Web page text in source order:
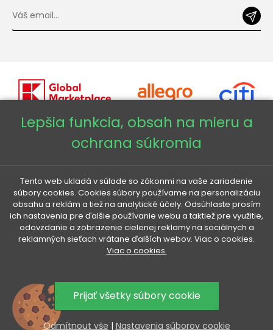
Copyright © 2026 - Veneti™
Veneti SK
Veneti CZ
Veneti DE
Lepšia funkcia, obsah na mieru a
ochrana súkromia
Tento web ukladá v súlade so zákonmi na vaše zariadenie
súbory cookies. Cookies súbory používame na personalizáciu
obsahu a reklám a tiež na analytické účely. Odsúhlaste prosím
ich nastavenia pre ďalšie používanie webu a taktiež pre využitie,
odovzdanie a zobrazenie cielenej reklamy na sociálnych a
reklamných sieťach vrátane ďalších webov. Viac o cookies.
Viac o cookies.
Prijať všetky súbory cookie
Odmítnout vše | Nastavenia súborov cookie